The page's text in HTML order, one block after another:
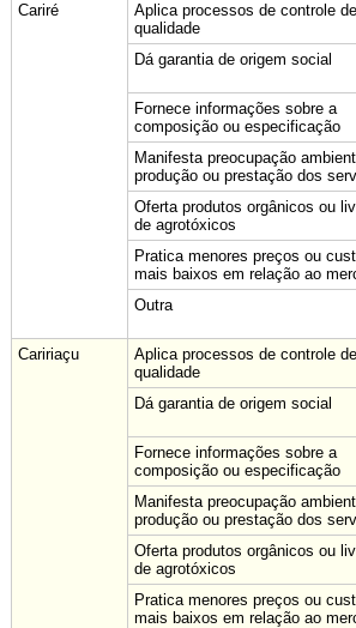
Cariré
Aplica processos de controle de
qualidade
Dá garantia de origem social
Fornece informações sobre a
composição ou especificação
Manifesta preocupação
produção ou prestação dos
Oferta produtos orgânicos ou
de agrotóxicos
Pratica menores preços ou
mais baixos em relação ao
Outra
Caririaçu
Aplica processos de controle de
qualidade
Dá garantia de origem social
Fornece informações sobre a
composição ou especificação
Manifesta preocupação
produção ou prestação dos
Oferta produtos orgânicos ou
de agrotóxicos
Pratica menores preços ou
mais baixos em relação ao